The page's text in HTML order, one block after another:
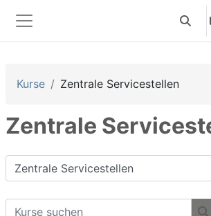
Website-Übersicht
Kurse Zentrale Servicestellen
Zentrale
Kursbereiche
Kurse suchen